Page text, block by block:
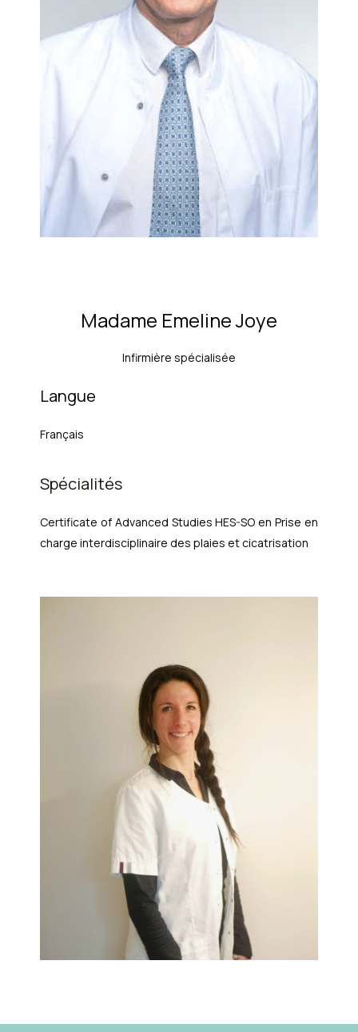
Madame Emeline Joye
Infirmière spécialisée
Langue
Français
Spécialités
Certificate of Advanced Studies HES-SO en Prise en
charge interdisciplinaire des plaies et cicatrisation